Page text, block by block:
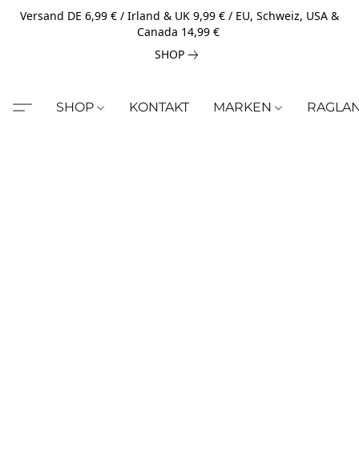
Versand DE 6,99 € / Irland & UK 9,99 € / EU, Schweiz, USA &
Canada 14,99 €
SHOP
SHOP KONTAKT MARKEN